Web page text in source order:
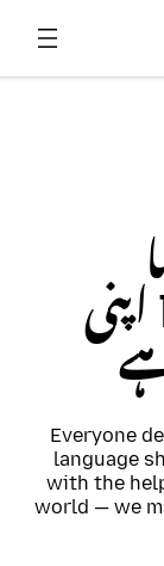
Firefox Browser اپنی
Everyone
language
with the
world — we